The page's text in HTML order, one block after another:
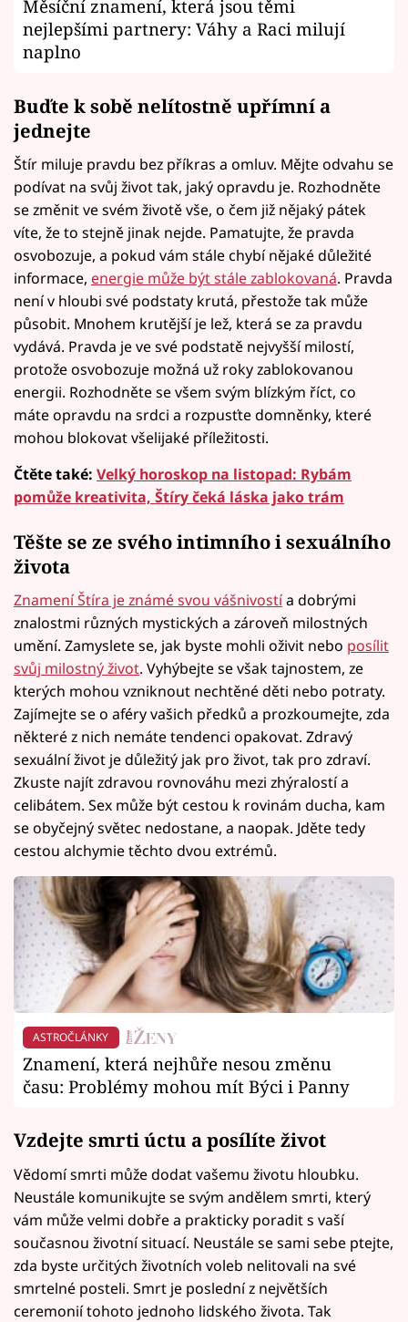
Měsíční znamení, která jsou těmi
nejlepšími partnery: Váhy a Raci milují
naplno
Buďte k sobě nelítostně upřímní a
jednejte
Štír miluje pravdu bez příkras a omluv. Mějte odvahu se
podívat na svůj život tak, jaký opravdu je. Rozhodněte
se změnit ve svém životě vše, o čem již nějaký pátek
víte, že to stejně jinak nejde. Pamatujte, že pravda
osvobozuje, a pokud vám stále chybí nějaké důležité
informace, energie může být stále zablokovaná. Pravda
není v hloubi své podstaty krutá, přestože tak může
působit. Mnohem krutější je lež, která se za pravdu
vydává. Pravda je ve své podstatě nejvyšší milostí,
protože osvobozuje možná už roky zablokovanou
energii. Rozhodněte se všem svým blízkým říct, co
máte opravdu na srdci a rozpusťte domněnky, které
mohou blokovat všelijaké příležitosti.
Čtěte také: Velký horoskop na listopad: Rybám
pomůže kreativita, Štíry čeká láska jako trám
Těšte se ze svého intimního i sexuálního
života
Znamení Štíra je známé svou vášnivostía dobrými
znalostmi různých mystických a zároveň milostných
umění. Zamyslete se, jak byste mohli oživit nebo posílit
svůj milostný život. Vyhýbejte se však tajnostem, ze
kterých mohou vzniknout nechtěné děti nebo potraty.
Zajímejte se o aféry vašich předků a prozkoumejte, zda
některé z nich nemáte tendenci opakovat. Zdravý
sexuální život je důležitý jak pro život, tak pro zdraví.
Zkuste najít zdravou rovnováhu mezi zhýralostí a
celibátem. Sex může být cestou k rovinám ducha, kam
se obyčejný světec nedostane, a naopak. Jděte tedy
cestou alchymie těchto dvou extrémů.
ASTROČLÁNKY
Znamení, která nejhůře nesou změnu
času: Problémy mohou mít Býci i Panny
Vzdejte smrti úctu a posílíte život
Vědomí smrti může dodat vašemu životu hloubku.
Neustále komunikujte se svým andělem smrti, který
vám může velmi dobře a prakticky poradit s vaší
současnou životní situací. Neustále se sami sebe ptejte,
zda byste určitých životních voleb nelitovali na své
smrtelné posteli. Smrt je poslední z největších
ceremonií tohoto jednoho lidského života. Tak